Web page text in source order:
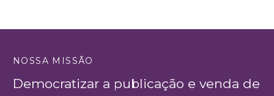
NOSSA MISSÃO
Democratizar a publicação e venda de